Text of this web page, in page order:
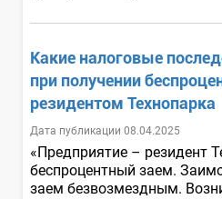
Какие налоговые
при получении
резидентом Технопарка
Дата публикации 08.04.2025
«Предприятие – резидент
беспроцентный заем.
заем безвозмездным.